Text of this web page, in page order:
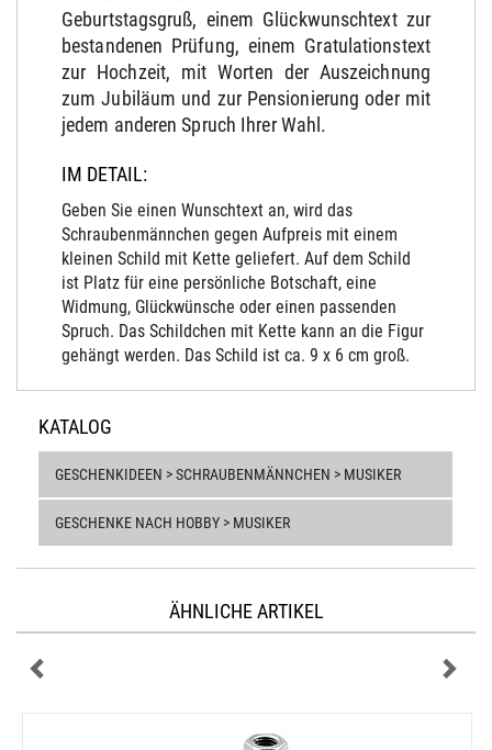
Geburtstagsgruß, einem Glückwunschtext zur
bestandenen Prüfung, einem Gratulationstext
zur Hochzeit, mit Worten der Auszeichnung
zum Jubiläum und zur Pensionierung oder mit
jedem anderen Spruch Ihrer Wahl.
IM DETAIL:
Geben Sie einen Wunschtext an, wird das
Schraubenmännchen gegen Aufpreis mit einem
kleinen Schild mit Kette geliefert. Auf dem Schild
ist Platz für eine persönliche Botschaft, eine
Widmung, Glückwünsche oder einen passenden
Spruch. Das Schildchen mit Kette kann an die Figur
gehängt werden. Das Schild ist ca. 9 x 6 cm groß.
KATALOG
GESCHENKIDEEN > SCHRAUBENMÄNNCHEN > MUSIKER
GESCHENKE NACH HOBBY > MUSIKER
ÄHNLICHE ARTIKEL